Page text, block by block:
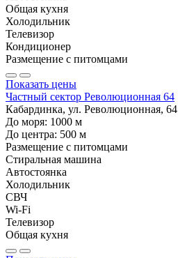
Общая кухня
Холодильник
Телевизор
Кондиционер
Размещение с питомцами
Показать цены
Частный сектор Революционная 64
Кабардинка, ул. Революционная, 64
До моря: 1000 м
До центра: 500 м
Размещение с питомцами
Стиральная машина
Автостоянка
Холодильник
СВЧ
Wi-Fi
Телевизор
Общая кухня